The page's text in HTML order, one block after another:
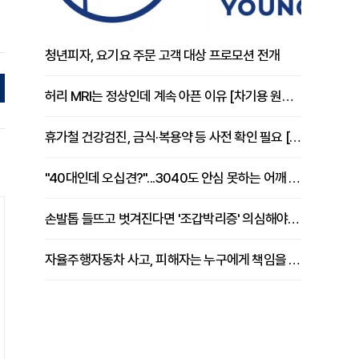
청년피자, 요기요 주문 고객 대상 프로모션 전개
허리 MRI는 정상인데 계속 아픈 이유 [차기용 원장 칼럼]
휴가철 건강검진, 금식·복용약 등 사전 확인 필요 [정도감 원장 칼럼]
"40대인데 오십견?"...3040도 안심 못하는 어깨 유착성 관절낭염
손발톱 들뜨고 벗겨진다면 '조갑박리증' 의심해야 [김철윤 원장 칼럼]
자율주행자동차 사고, 피해자는 누구에게 책임을 물을 수 있을까